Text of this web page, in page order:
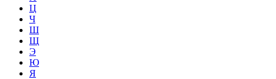
Ц
Ч
Ш
Щ
Э
Ю
Я